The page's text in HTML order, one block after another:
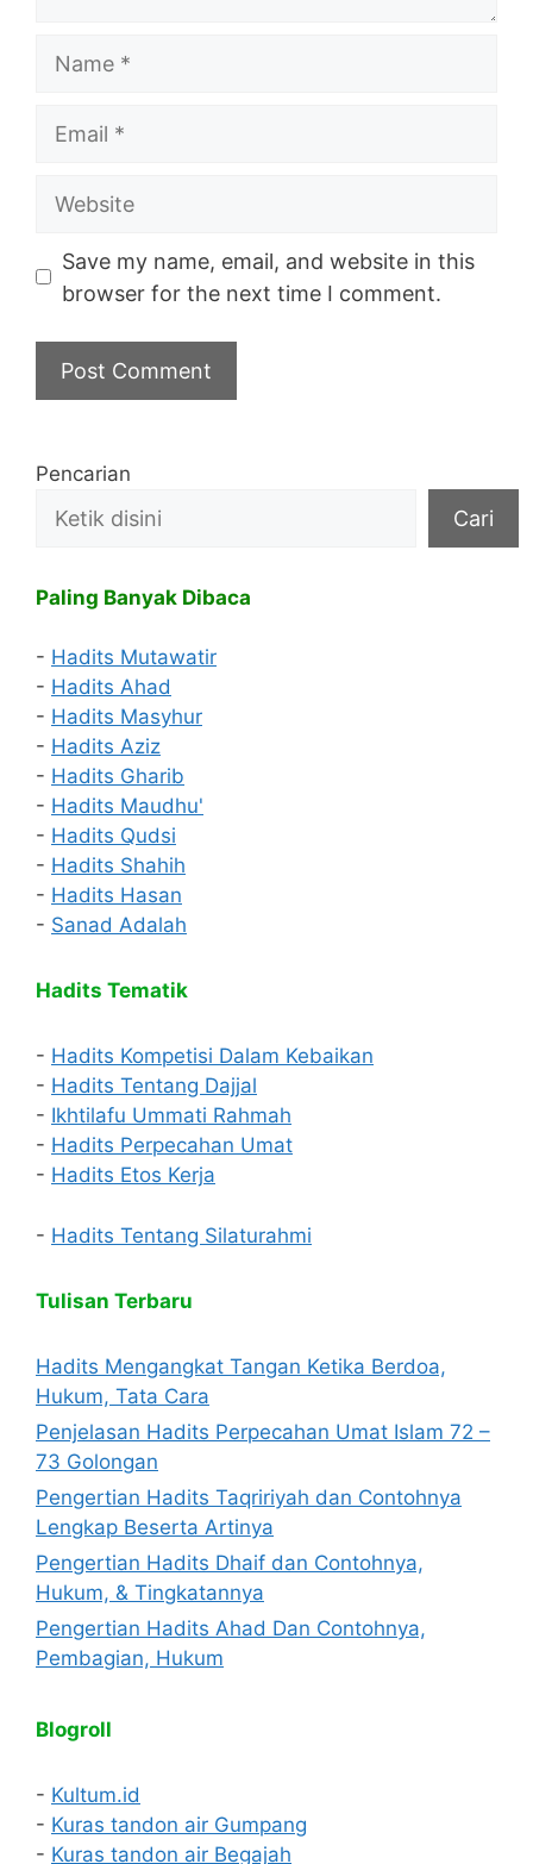
Website
Save my name, email, and website in this
browser for the next time I comment.
Pencarian
Cari
Paling Banyak Dibaca
- Hadits Mutawatir
- Hadits Ahad
- Hadits Masyhur
- Hadits Aziz
- Hadits Gharib
- Hadits Maudhu'
- Hadits Qudsi
- Hadits Shahih
- Hadits Hasan
- Sanad Adalah
Hadits Tematik
- Hadits Kompetisi Dalam Kebaikan
- Hadits Tentang Dajjal
- Ikhtilafu Ummati Rahmah
- Hadits Perpecahan Umat
- Hadits Etos Kerja
- Hadits Tentang Silaturahmi
Tulisan Terbaru
Hadits Mengangkat Tangan Ketika Berdoa,
Hukum, Tata Cara
Penjelasan Hadits Perpecahan Umat Islam 72 –
73 Golongan
Pengertian Hadits Taqririyah dan Contohnya
Lengkap Beserta Artinya
Pengertian Hadits Dhaif dan Contohnya,
Hukum, & Tingkatannya
Pengertian Hadits Ahad Dan Contohnya,
Pembagian, Hukum
Blogroll
- Kultum.id
- Kuras tandon air Gumpang
- Kuras tandon air Begajah